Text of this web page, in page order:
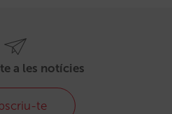
a les notícies
te